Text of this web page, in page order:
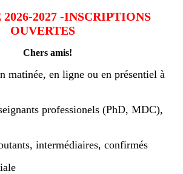
2026-2027 -INSCRIPTIONS
OUVERTES
Chers amis!
matinée, en ligne ou en présentiel à
professionels (PhD, MDC),
intermédiaires, confirmés